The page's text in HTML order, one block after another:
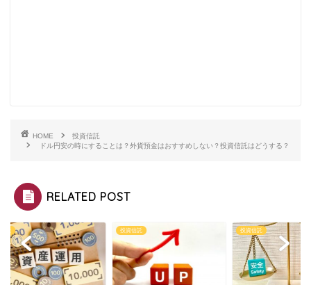
HOME
投資信託
ドル円安の時にすることは？外貨預金はおすすめしない？投資信託はどうする？
RELATED POST
投資信託 投資信託